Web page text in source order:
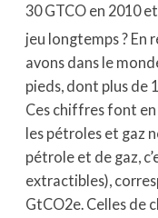
30 GTCO en 2010
jeu longtemps ? En
avons dans le
pieds, dont plus de
Ces chiffres font
les pétroles et gaz
pétrole et de gaz,
extractibles),
GtCO2e. Celles de